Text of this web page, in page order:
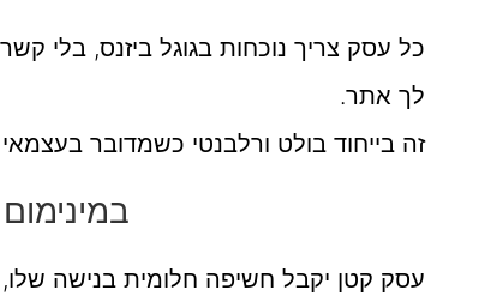
כל עסק צריך נוכחות בגוגל ביזנס, בלי
לך אתר.
זה בייחוד בולט ורלבנטי כשמדובר
עסק קטן יקבל חשיפה חלומית בנישה שלו,